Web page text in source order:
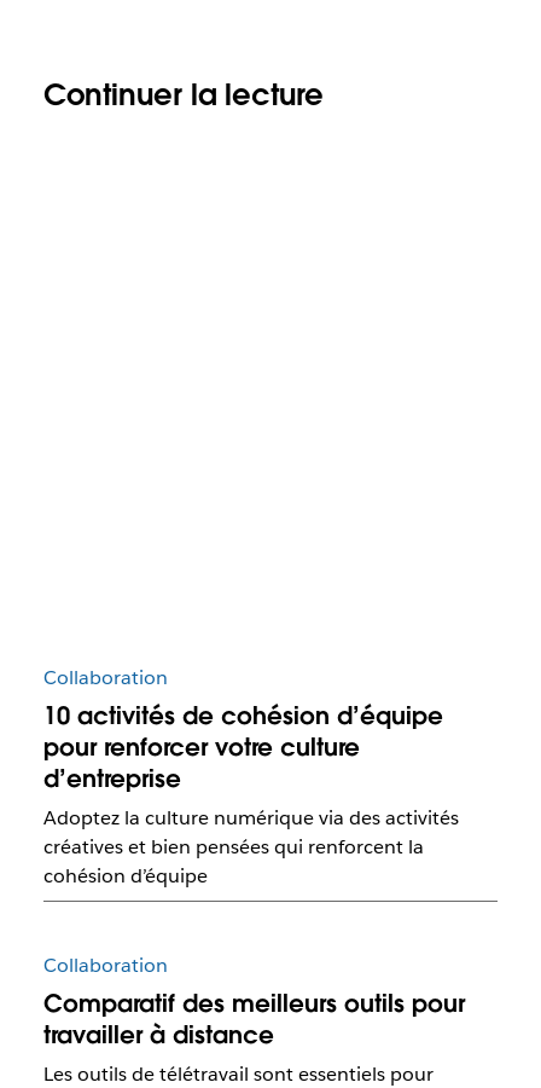
Continuer la lecture
Collaboration
10 activités de cohésion d’équipe
pour renforcer votre culture
d’entreprise
Adoptez la culture numérique via des activités
créatives et bien pensées qui renforcent la
cohésion d’équipe
Collaboration
Comparatif des meilleurs outils pour
travailler à distance
Les outils de télétravail sont essentiels pour